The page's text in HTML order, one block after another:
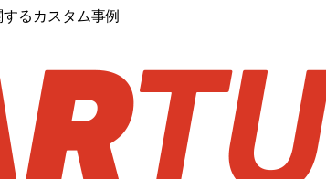
るカスタム事例